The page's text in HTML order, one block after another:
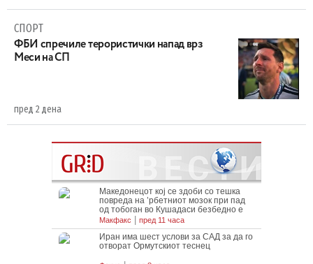
СПОРТ
ФБИ спречиле терористички напад врз
Меси на СП
пред 2 дена